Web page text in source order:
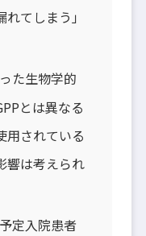
れてしまう」
た生物学的
とは異なる
用されている
響は考えられ
定入院患者